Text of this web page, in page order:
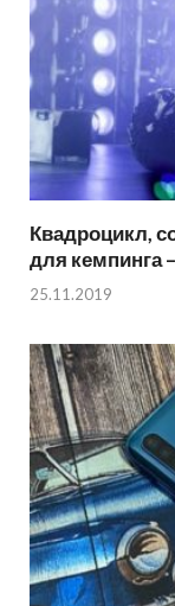
Квадроцикл,
для кемпинга
25.11.2019